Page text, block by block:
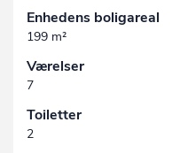
Enhedens boligareal
199 m²
Værelser
7
Toiletter
2